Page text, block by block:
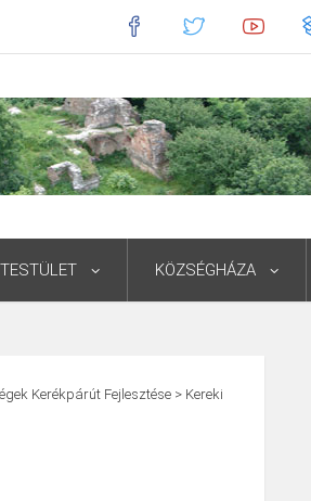
KÖZSÉGHÁZA
Kerékpárút Fejlesztése > Kereki